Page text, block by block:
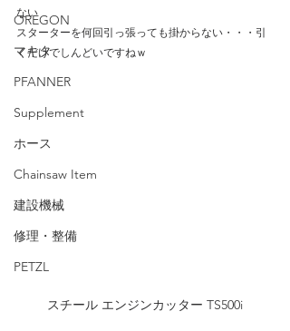
OREGON
マキタ
PFANNER
Supplement
ホース
Chainsaw Item
建設機械
修理・整備
PETZL
ない
スターターを何回引っ張っても掛からない・・・引
くだけでしんどいですねｗ
スチール エンジンカッター TS500i